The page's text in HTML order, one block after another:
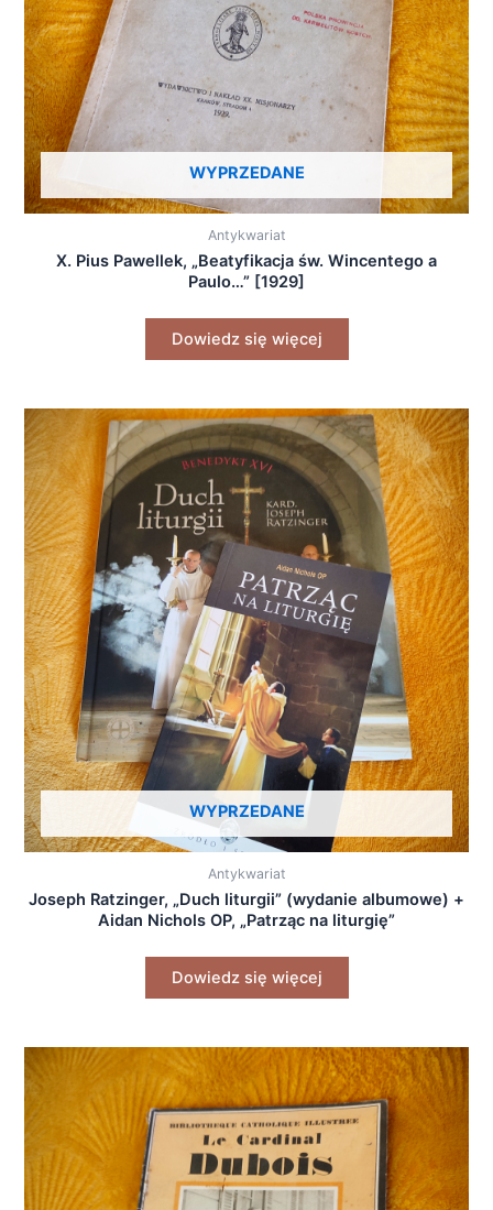
WYPRZEDANE
Antykwariat
X. Pius Pawellek, „Beatyfikacja św. Wincentego a
Paulo…” [1929]
Dowiedz się więcej
WYPRZEDANE
Antykwariat
Joseph Ratzinger, „Duch liturgii” (wydanie albumowe) +
Aidan Nichols OP, „Patrząc na liturgię”
Dowiedz się więcej